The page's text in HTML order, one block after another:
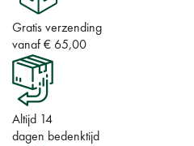
Gratis verzending
vanaf € 65,00
Altijd 14
dagen bedenktijd